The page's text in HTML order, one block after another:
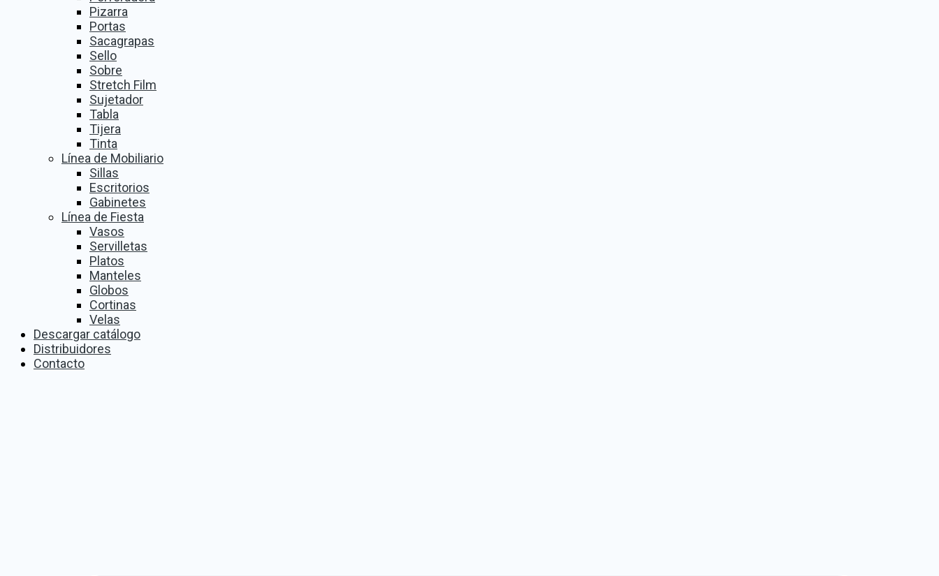
Pizarra
Portas
Sacagrapas
Sello
Sobre
Stretch Film
Sujetador
Tabla
Tijera
Tinta
Línea de Mobiliario
Sillas
Escritorios
Gabinetes
Línea de Fiesta
Vasos
Servilletas
Platos
Manteles
Globos
Cortinas
Velas
Descargar catálogo
Distribuidores
Contacto